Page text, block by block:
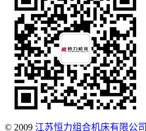
© 2009 江苏恒力组合机床有限公司